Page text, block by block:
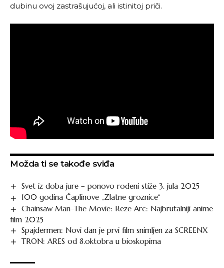
dubinu ovoj zastrašujućoj, ali istinitoj priči.
Možda ti se takođe sviđa
Svet iz doba jure – ponovo rođeni stiže 3. jula 2025
100 godina Čaplinove „Zlatne groznice“
Chainsaw Man–The Movie: Reze Arc: Najbrutalniji anime
film 2025
Spajdermen: Novi dan je prvi film snimljen za SCREENX
TRON: ARES od 8.oktobra u bioskopima